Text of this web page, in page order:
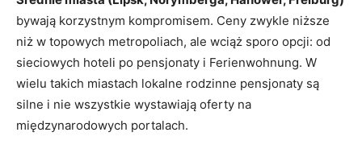
bywają korzystnym kompromisem. Ceny zwykle niższe
niż w topowych metropoliach, ale wciąż sporo opcji: od
sieciowych hoteli po pensjonaty i Ferienwohnung. W
wielu takich miastach lokalne rodzinne pensjonaty są
silne i nie wszystkie wystawiają oferty na
międzynarodowych portalach.